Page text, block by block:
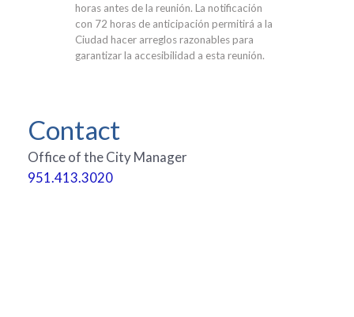
horas antes de la reunión. La notificación
con 72 horas de anticipación permitirá a la
Ciudad hacer arreglos razonables para
garantizar la accesibilidad a esta reunión.
Contact
Office of the City Manager
951.413.3020